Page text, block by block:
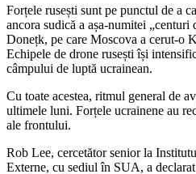
Forțele rusești sunt pe punctul de a
ancora sudică a așa-numitei „centuri
Donețk, pe care Moscova a cerut-o
Echipele de drone rusești își
câmpului de luptă ucrainean.
Cu toate acestea, ritmul general de
ultimele luni. Forțele ucrainene au
ale frontului.
Rob Lee, cercetător senior la
Externe, cu sediul în SUA, a